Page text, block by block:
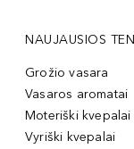
NAUJAUSIOS
Grožio vasara
Vasaros aromatai
Moteriški kvepalai
Vyriški kvepalai